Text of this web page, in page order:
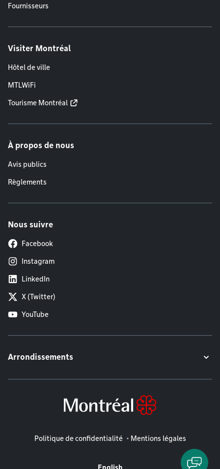
Fournisseurs
Visiter Montréal
Hôtel de ville
MTLWiFi
Tourisme Montréal
À propos de nous
Avis publics
Règlements
Nous suivre
Facebook
Instagram
LinkedIn
X (Twitter)
YouTube
Arrondissements
Mentions légales
Politique de confidentialité Mentions légales